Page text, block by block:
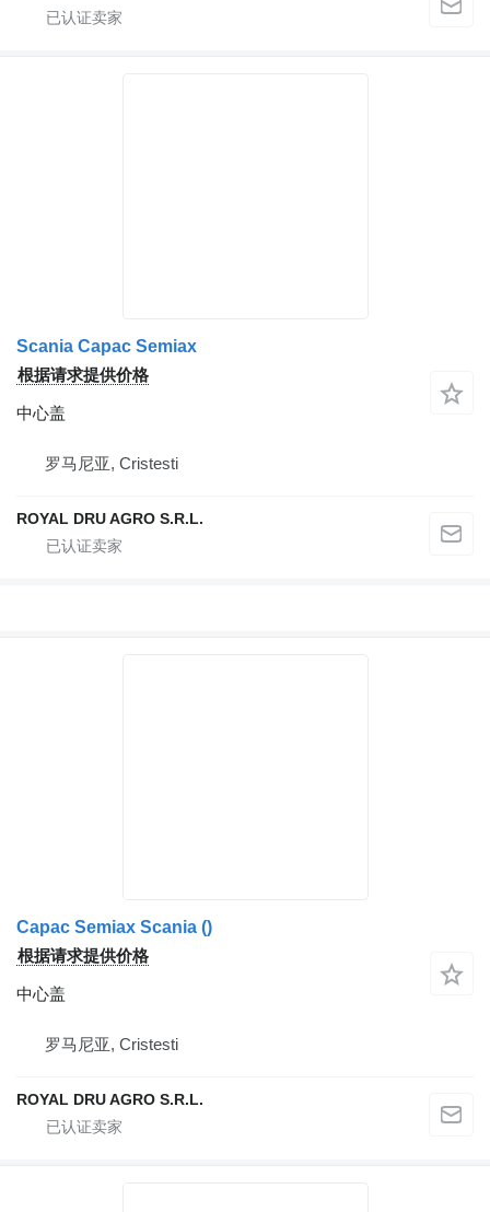
Scania Capac Semiax
根据请求提供价格
中心盖
罗马尼亚, Cristesti
ROYAL DRU AGRO S.R.L.
Capac Semiax Scania ()
根据请求提供价格
中心盖
罗马尼亚, Cristesti
ROYAL DRU AGRO S.R.L.